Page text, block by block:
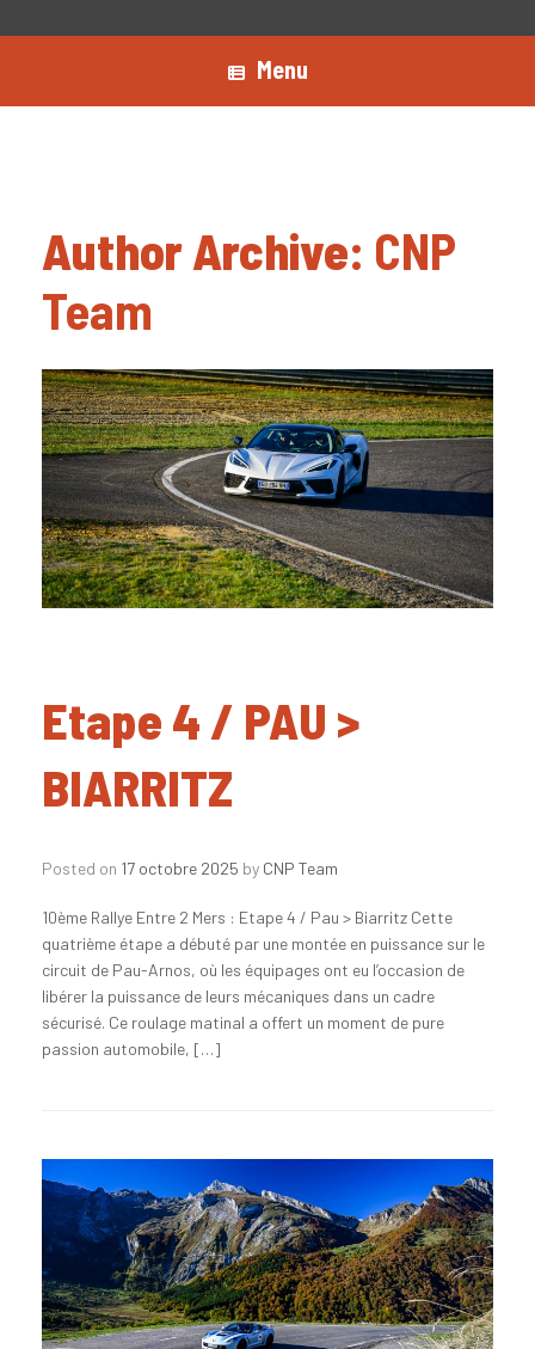
Menu
Author Archive: CNP
Team
Etape 4 / PAU >
BIARRITZ
Posted on 17 octobre 2025 by CNP Team
10ème Rallye Entre 2 Mers : Etape 4 / Pau > Biarritz Cette
quatrième étape a débuté par une montée en puissance sur le
circuit de Pau-Arnos, où les équipages ont eu l’occasion de
libérer la puissance de leurs mécaniques dans un cadre
sécurisé. Ce roulage matinal a offert un moment de pure
passion automobile, […]